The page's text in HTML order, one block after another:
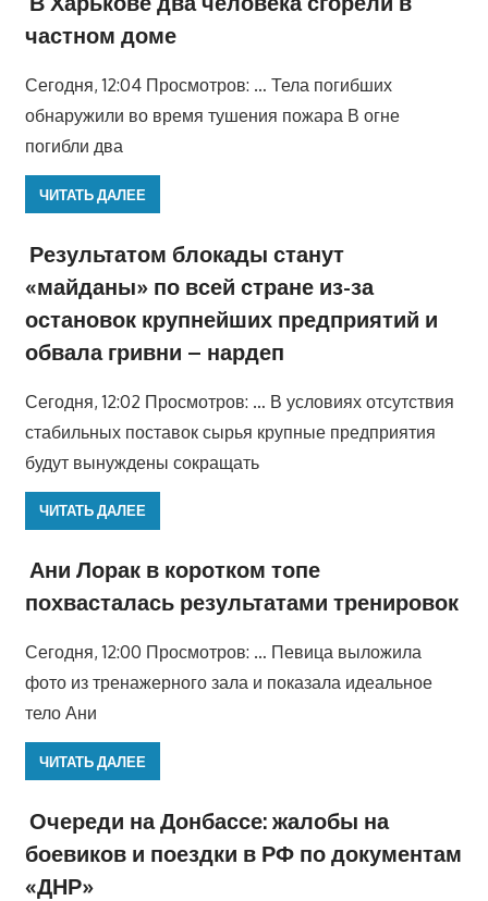
частном доме
Сегодня, 12:04 Просмотров: … Тела погибших
обнаружили во время тушения пожара В огне
погибли два
ЧИТАТЬ ДАЛЕЕ
Результатом блокады станут
«майданы» по всей стране из-за
остановок крупнейших предприятий и
обвала гривни – нардеп
Сегодня, 12:02 Просмотров: … В условиях отсутствия
стабильных поставок сырья крупные предприятия
будут вынуждены сокращать
ЧИТАТЬ ДАЛЕЕ
Ани Лорак в коротком топе
похвасталась результатами тренировок
Сегодня, 12:00 Просмотров: … Певица выложила
фото из тренажерного зала и показала идеальное
тело Ани
ЧИТАТЬ ДАЛЕЕ
Очереди на Донбассе: жалобы на
боевиков и поездки в РФ по документам
«ДНР»